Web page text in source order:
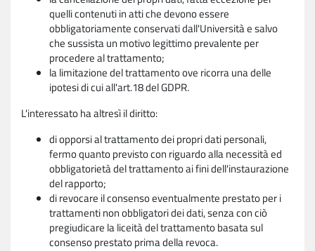
quelli contenuti in atti che devono essere
obbligatoriamente conservati dall'Università e salvo
che sussista un motivo legittimo prevalente per
procedere al trattamento;
la limitazione del trattamento ove ricorra una delle
ipotesi di cui all'art.18 del GDPR.
L'interessato ha altresì il diritto:
di opporsi al trattamento dei propri dati personali,
fermo quanto previsto con riguardo alla necessità ed
obbligatorietà del trattamento ai fini dell'instaurazione
del rapporto;
di revocare il consenso eventualmente prestato per i
trattamenti non obbligatori dei dati, senza con ciò
pregiudicare la liceità del trattamento basata sul
consenso prestato prima della revoca.